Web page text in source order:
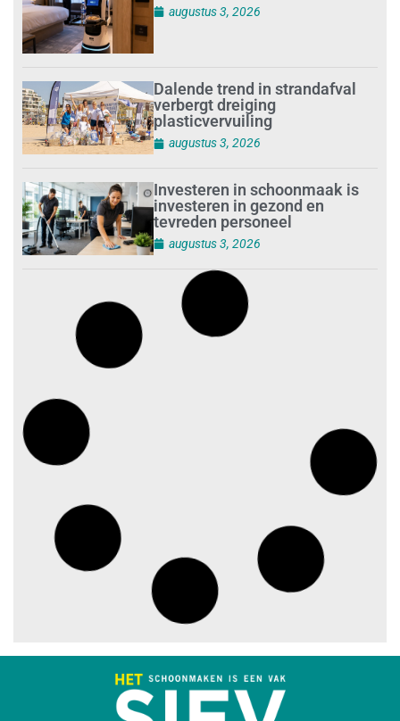
augustus 3, 2026
Dalende trend in strandafval
verbergt dreiging
plasticvervuiling
augustus 3, 2026
Investeren in schoonmaak is
investeren in gezond en
tevreden personeel
augustus 3, 2026